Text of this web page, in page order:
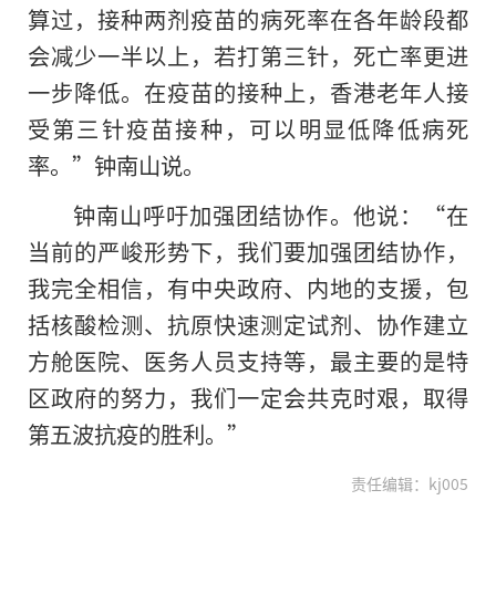
算过，接种两剂疫苗的病死率在各年龄段都
会减少一半以上，若打第三针，死亡率更进
一步降低。在疫苗的接种上，香港老年人接
受第三针疫苗接种，可以明显低降低病死
率。”钟南山说。
钟南山呼吁加强团结协作。他说：“在
当前的严峻形势下，我们要加强团结协作，
我完全相信，有中央政府、内地的支援，包
括核酸检测、抗原快速测定试剂、协作建立
方舱医院、医务人员支持等，最主要的是特
区政府的努力，我们一定会共克时艰，取得
第五波抗疫的胜利。”
责任编辑：kj005